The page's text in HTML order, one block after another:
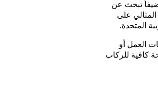
ضيفاً تبحث عن
المثالي على
المتحدة.
العمل أو
كافية للركاب